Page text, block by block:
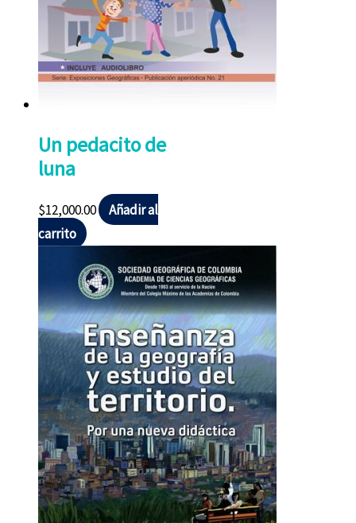
Un pedacito de
luna
$12,000.00
Añadir al
carrito